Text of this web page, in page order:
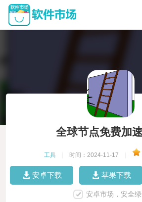
全球节点免费加
工具 时间：2024-11-17
安卓下载 苹果下载
安卓市场，安全